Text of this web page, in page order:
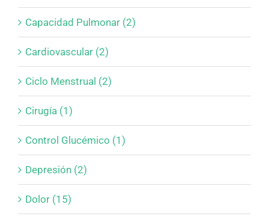
Capacidad Pulmonar (2)
Cardiovascular (2)
Ciclo Menstrual (2)
Cirugía (1)
Control Glucémico (1)
Depresión (2)
Dolor (15)